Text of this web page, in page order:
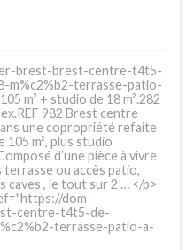
brest-brest-centre-t4t5-
m%c2%b2-terrasse-patio-
m² + studio de 18 m².282
982 Brest centre
une copropriété refaite
105 m², plus studio
d’une pièce à vivre
terrasse ou accès patio,
caves , le tout sur 2 … </p>
dom-
centre-t4t5-de-
terrasse-patio-a-